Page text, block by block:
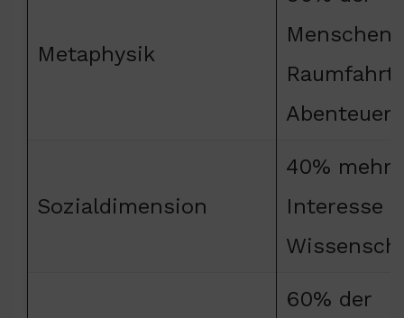
Metaphysik
Menschen
Raumfahrt
Abenteuer
Sozialdimension
40% mehr
Interesse
60% der